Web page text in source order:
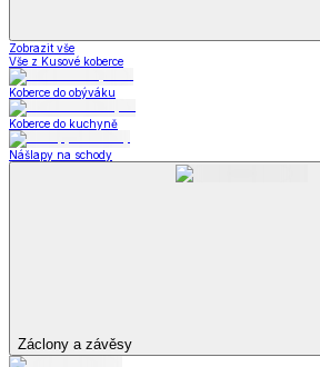
Zobrazit vše
Vše z Kusové koberce
Koberce do obýváku
Koberce do kuchyně
Nášlapy na schody
Záclony a závěsy